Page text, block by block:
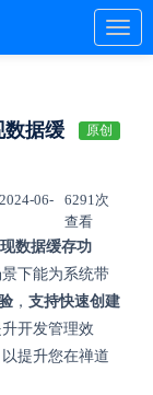
数据缓
原创
06-
6291次
查看
数据缓存功
下能为系统带
， 支持快速创建
开发管理效
提升您在禅道